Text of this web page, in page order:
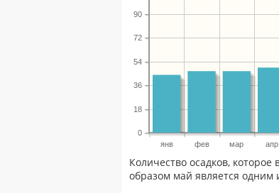
янв фев мар апр
0
18
36
54
72
90
Количество осадков,
образом май является одним